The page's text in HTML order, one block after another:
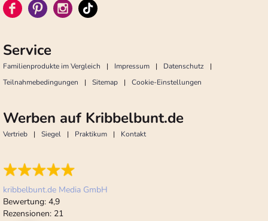
Service
Familienprodukte im Vergleich Impressum
Datenschutz
Teilnahmebedingungen
Sitemap Cookie-Einstellungen
Werben auf Kribbelbunt.de
Vertrieb Siegel Praktikum Kontakt
kribbelbunt.de Media GmbH
Bewertung: 4,9
Rezensionen: 21